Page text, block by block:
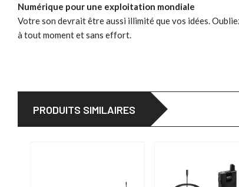
Numérique pour une exploitation mondiale
Votre son devrait être aussi illimité que vos idées.
à tout moment et sans effort.
PRODUITS SIMILAIRES